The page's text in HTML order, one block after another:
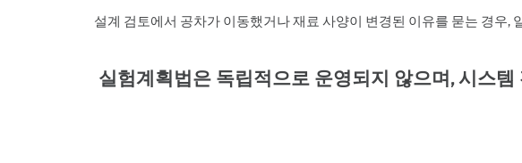
설계 검토에서 공차가 이동했거나 재료 사양이 변경된 이유를 묻는 경우
실험계획법은 독립적으로 운영되지 않으며, 시스